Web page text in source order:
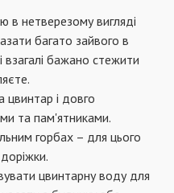
в нетверезому вигляді
багато зайвого в
взагалі бажано стежити
і довго
та пам'ятниками.
горбах – для цього
цвинтарну воду для